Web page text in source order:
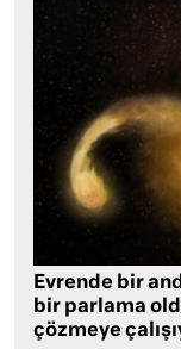
Evrende bir
bir parlama
çözmeye